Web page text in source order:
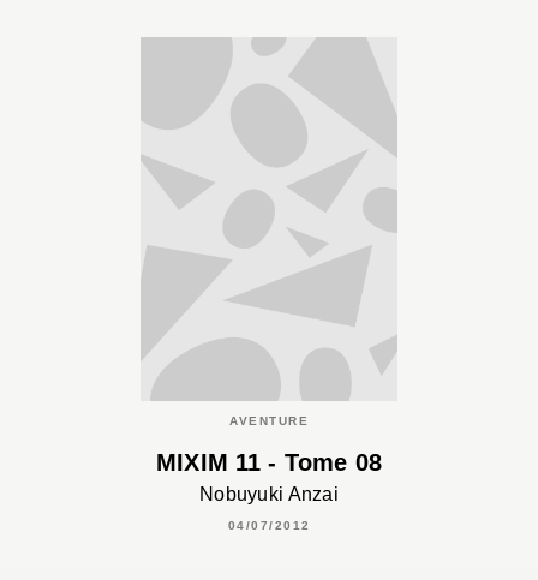
AVENTURE
MIXIM 11 - Tome 08
Nobuyuki Anzai
04/07/2012